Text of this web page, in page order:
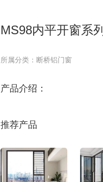
MS98内平开窗系列
所属分类：断桥铝门窗
产品介绍：
推荐产品